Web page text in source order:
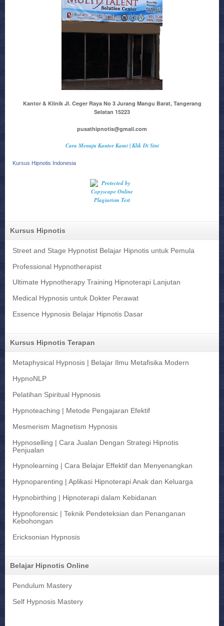
Kantor & Klinik Jl. Ceger Raya No 3 Jurang Mangu Barat, Tangerang
Selatan 15223
pusathipnotis@gmail.com
Cara Menuju Kantor Kami | Klik Di Sini
Kursus Hipnotis Indonesia
Kursus Hipnotis
Street and Stage Hypnotist Belajar Hipnotis untuk Pemula
Professional Hypnotherapist
Ultimate Hypnotherapy Training Hipnoterapi Lanjutan
Medical Hypnosis untuk Dokter Perawat
Essence Hypnosis Belajar Hipnotis Dasar
Kursus Hipnotis Terapan
Metaphysical Hypnosis | Belajar Ilmu Metafisika Modern
HypnoNLP
Pelatihan Spiritual Hypnosis
Hypnoteaching | Metode Pengajaran Efektif
Mesmerism Magnetism Hypnosis
Hypnoselling | Cara Jualan Dengan Strategi Hipnotis
Penjualan
Hypnolearning | Cara Belajar Effektif dan Menyenangkan
Hypnoparenting | Aplikasi Hipnoterapi Anak dan Keluarga
Hypnobirthing | Hipnoterapi dalam Kebidanan
Hypnoforensic | Teknik Pendeteksian dan Penanganan
Kebohongan
Ericksonian Hypnosis
Belajar Hipnotis Online
Pendulum Mastery
Self Hypnosis Mastery